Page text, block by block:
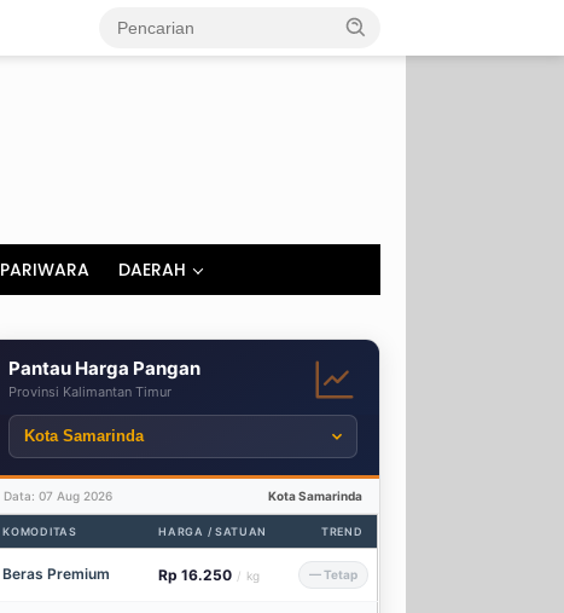
PARIWARA DAERAH
Pantau Harga Pangan
Provinsi Kalimantan Timur
Data: 07 Aug 2026 Kota Samarinda
KOMODITAS HARGA / SATUAN TREND
Beras Premium Rp 16.250 / kg — Tetap